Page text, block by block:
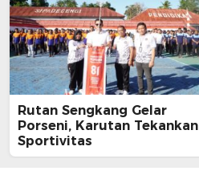
Rutan Sengkang Gelar
Porseni, Karutan Tekankan
Sportivitas